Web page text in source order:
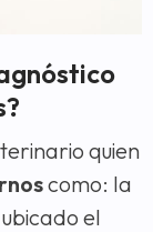
quien
como: la
el